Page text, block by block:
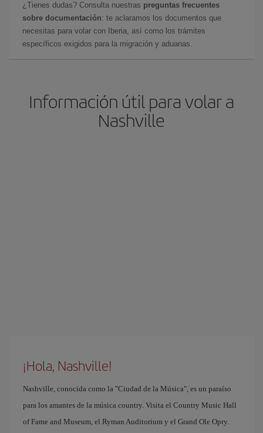
¿Tienes dudas? Consulta nuestras preguntas frecuentes
sobre documentación: te aclaramos los documentos que
necesitas para volar con Iberia, así como los trámites
específicos exigidos para la migración y aduanas.
Información útil para volar a
Nashville
¡Hola, Nashville!
Nashville, conocida como la "Ciudad de la Música", es un paraíso
para los amantes de la música country. Visita el Country Music Hall
of Fame and Museum, el Ryman Auditorium y el Grand Ole Opry.